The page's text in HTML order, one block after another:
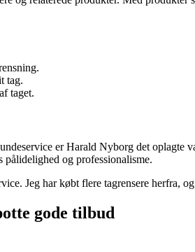
tag.
taget.
er Harald Nyborg det
og professionalisme.
Jeg har købt flere tagrensere herfra,
gode tilbud